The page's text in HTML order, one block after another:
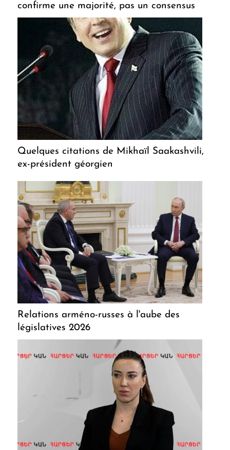
confirme une majorité, pas un consensus
Quelques citations de Mikhaïl Saakashvili,
ex-président géorgien
Relations arméno-russes à l'aube des
législatives 2026